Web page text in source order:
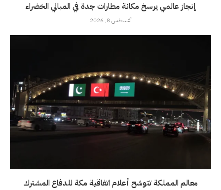
إنجاز عالمي يرسخ مكانة مطارات جدة في المباني الخضراء
أغسطس 8, 2026
معالم المملكة تتوشح أعلام اتفاقية مكة للدفاع المشترك